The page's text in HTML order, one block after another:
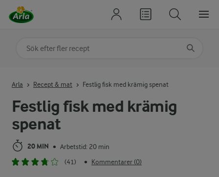
Festlig fisk med krämig
spenat
20 MIN • Arbetstid: 20 min
(41)
• Kommentarer (0)
Arla Recept & mat Festlig fisk med krämig spenat
Sök på kategori eller ingrediens